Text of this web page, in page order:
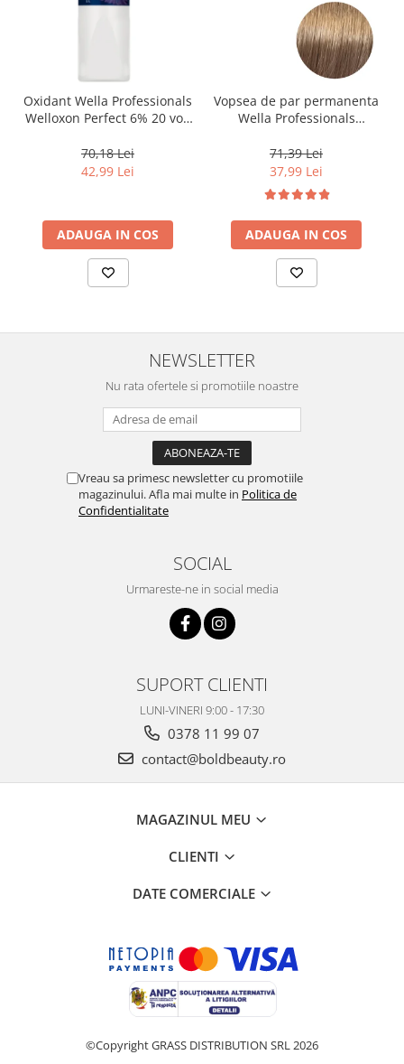
Oxidant Wella Professionals
Welloxon Perfect 6% 20 vol,
70,18 Lei
42,99 Lei
ADAUGA IN COS
Vopsea de par permanenta
Wella Professionals
Blond Deschis Natural, 60
ml
71,39 Lei
37,99 Lei
ADAUGA IN COS
NEWSLETTER
Nu rata ofertele si promotiile noastre
Vreau sa primesc newsletter cu promotiile
magazinului. Afla mai multe in Politica de
Confidentialitate
SOCIAL
Urmareste-ne in social media
SUPORT CLIENTI
LUNI-VINERI 9:00 - 17:30
0378 11 99 07
contact@boldbeauty.ro
MAGAZINUL MEU
CLIENTI
DATE COMERCIALE
©Copyright GRASS DISTRIBUTION SRL 2026